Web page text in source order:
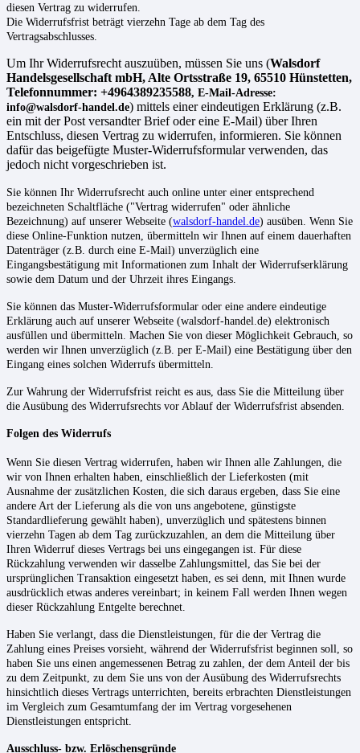
diesen Vertrag zu widerrufen.
Die Widerrufsfrist beträgt vierzehn Tage ab dem Tag des
Vertragsabschlusses.
Um Ihr Widerrufsrecht auszuüben, müssen Sie uns (Walsdorf
Handelsgesellschaft mbH, Alte Ortsstraße 19, 65510 Hünstetten,
Telefonnummer: +4964389235588, E-Mail-Adresse:
info@walsdorf-handel.de) mittels einer eindeutigen Erklärung (z.B.
ein mit der Post versandter Brief oder eine E-Mail) über Ihren
Entschluss, diesen Vertrag zu widerrufen, informieren. Sie können
dafür das beigefügte Muster-Widerrufsformular verwenden, das
jedoch nicht vorgeschrieben ist.
Sie können Ihr Widerrufsrecht auch online unter einer entsprechend
bezeichneten Schaltfläche ("Vertrag widerrufen" oder ähnliche
Bezeichnung) auf unserer Webseite (walsdorf-handel.de) ausüben. Wenn Sie
diese Online-Funktion nutzen, übermitteln wir Ihnen auf einem dauerhaften
Datenträger (z.B. durch eine E-Mail) unverzüglich eine
Eingangsbestätigung mit Informationen zum Inhalt der Widerrufserklärung
sowie dem Datum und der Uhrzeit ihres Eingangs.
Sie können das Muster-Widerrufsformular oder eine andere eindeutige
Erklärung auch auf unserer Webseite (walsdorf-handel.de) elektronisch
ausfüllen und übermitteln. Machen Sie von dieser Möglichkeit Gebrauch, so
werden wir Ihnen unverzüglich (z.B. per E-Mail) eine Bestätigung über den
Eingang eines solchen Widerrufs übermitteln.
Zur Wahrung der Widerrufsfrist reicht es aus, dass Sie die Mitteilung über
die Ausübung des Widerrufsrechts vor Ablauf der Widerrufsfrist absenden.
Folgen des Widerrufs
Wenn Sie diesen Vertrag widerrufen, haben wir Ihnen alle Zahlungen, die
wir von Ihnen erhalten haben, einschließlich der Lieferkosten (mit
Ausnahme der zusätzlichen Kosten, die sich daraus ergeben, dass Sie eine
andere Art der Lieferung als die von uns angebotene, günstigste
Standardlieferung gewählt haben), unverzüglich und spätestens binnen
vierzehn Tagen ab dem Tag zurückzuzahlen, an dem die Mitteilung über
Ihren Widerruf dieses Vertrags bei uns eingegangen ist. Für diese
Rückzahlung verwenden wir dasselbe Zahlungsmittel, das Sie bei der
ursprünglichen Transaktion eingesetzt haben, es sei denn, mit Ihnen wurde
ausdrücklich etwas anderes vereinbart; in keinem Fall werden Ihnen wegen
dieser Rückzahlung Entgelte berechnet.
Haben Sie verlangt, dass die Dienstleistungen, für die der Vertrag die
Zahlung eines Preises vorsieht, während der Widerrufsfrist beginnen soll, so
haben Sie uns einen angemessenen Betrag zu zahlen, der dem Anteil der bis
zu dem Zeitpunkt, zu dem Sie uns von der Ausübung des Widerrufsrechts
hinsichtlich dieses Vertrags unterrichten, bereits erbrachten Dienstleistungen
im Vergleich zum Gesamtumfang der im Vertrag vorgesehenen
Dienstleistungen entspricht.
Ausschluss- bzw. Erlöschensgründe